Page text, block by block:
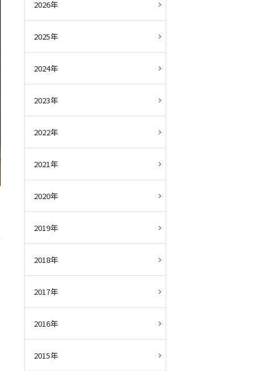
2026年
2025年
2024年
2023年
2022年
2021年
2020年
2019年
2018年
2017年
2016年
2015年